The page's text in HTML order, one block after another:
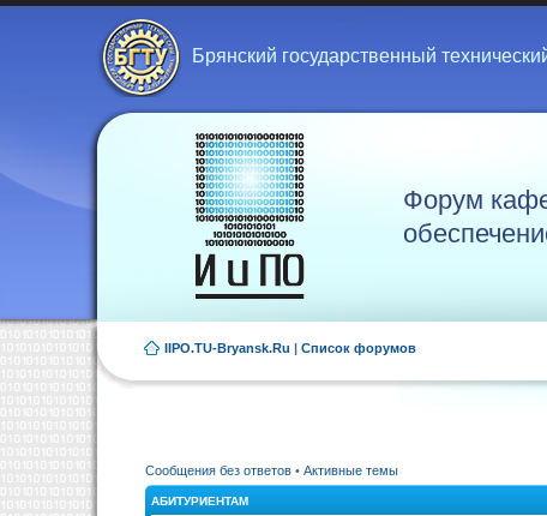
Брянский государственный
Форум
IIPO.TU-Bryansk.Ru | Список форумов
Сообщения без ответов • Активные темы
АБИТУРИЕНТАМ